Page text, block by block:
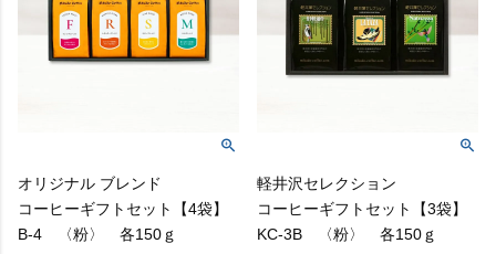
御供
オリジナル ブレンド
コーヒーギフトセット【4袋】
B-4 〈粉〉 各150ｇ
軽井沢セレクション
コーヒーギフトセット【3袋】
KC-3B 〈粉〉 各150ｇ